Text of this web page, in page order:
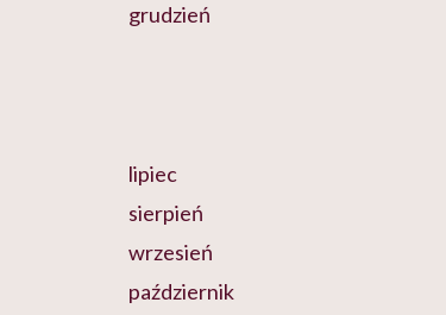
grudzień
lipiec
sierpień
wrzesień
październik